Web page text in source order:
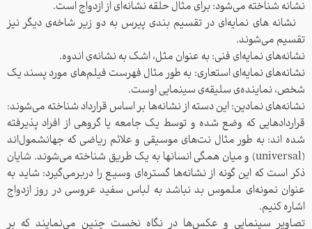
نشانه شناخته می‌شود: برای مثال حلقه نشانه‌ای از ازدواج است.
نشانه های نمایه‌ای در تقسیم بندی پیرس به دو زیر شاخه‌ی دیگر نیز
تقسیم می‌شوند.
نشانه‌های نمایه‌ای فنی: به عنوان مثل، اشک به نشانه‌ی اندوه.
نشانه‌های نمایه‌ای استعاری: به طور مثال فهرست فیلم‌های مورد پسند یک
شخص، نماینده‌ی سلیقه‌ی سینمایی اوست.
نشانه‌های نمادین: این دسته از نشانه‌ها بر اساس قرارداد شناخته می‌شوند:
قراردادهایی که وضع شده و توسط یک جامعه یا گروهی از افراد پذیرفته
شده ‌اند: به طور مثال نت‌های موسیقی و علائم ریاضی که جهانشمول‌اند
(universal) و میان همگی انسانها به یک طریق شناخته می‌شوند. شایان
ذکر است که این گونه از نشانه‌‌ها گستره‌ای وسیع را دربرمی‌گیرد: شاید به
عنوان نمونه‌ای ملموس بد نباشد به لباس سفید عروسی در روز ازدواج
اشاره کنیم.
تصاویر سینمایی و عکس‌ها در نگاه نخست چنین می‌نمایند که بر